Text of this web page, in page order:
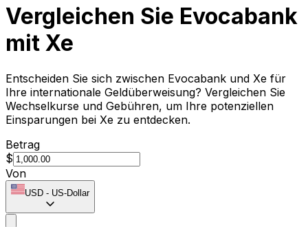
Vergleichen Sie Evocabank
mit Xe
Entscheiden Sie sich zwischen Evocabank und Xe für
Ihre internationale Geldüberweisung? Vergleichen Sie
Wechselkurse und Gebühren, um Ihre potenziellen
Einsparungen bei Xe zu entdecken.
Betrag
$
Von
USD - US-Dollar